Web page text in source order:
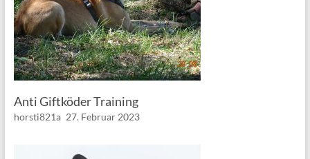
Anti Giftköder Training
horsti821a 27. Februar 2023